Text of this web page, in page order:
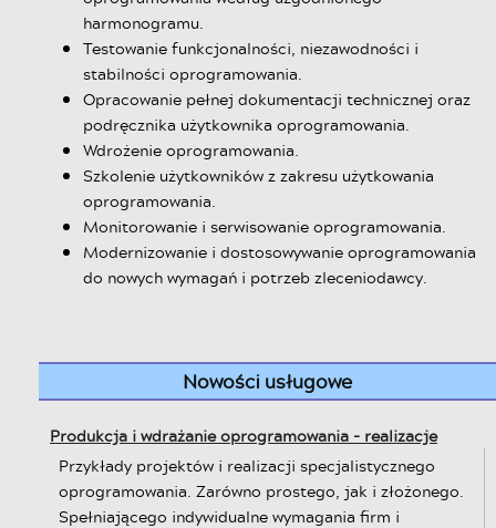
harmonogramu.
Testowanie funkcjonalności, niezawodności i
stabilności oprogramowania.
Opracowanie pełnej dokumentacji technicznej oraz
podręcznika użytkownika oprogramowania.
Wdrożenie oprogramowania.
Szkolenie użytkowników z zakresu użytkowania
oprogramowania.
Monitorowanie i serwisowanie oprogramowania.
Modernizowanie i dostosowywanie oprogramowania
do nowych wymagań i potrzeb zleceniodawcy.
Nowości usługowe
Produkcja i wdrażanie oprogramowania - realizacje
Przykłady projektów i realizacji specjalistycznego
oprogramowania. Zarówno prostego, jak i złożonego.
Spełniającego indywidualne wymagania firm i